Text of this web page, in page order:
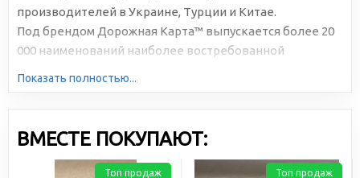
производителей в Украине, Турции и Китае.
Под брендом Дорожная Карта™ выпускается более 20
000 наименований наиболее востребованной
Показать полностью...
ВМЕСТЕ ПОКУПАЮТ:
Топ продаж Топ продаж